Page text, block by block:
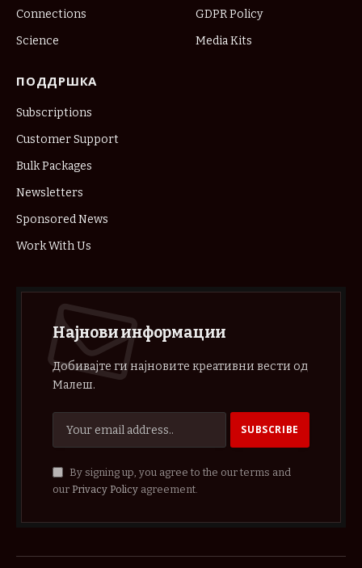
Connections
Science
GDPR Policy
Media Kits
ПОДДРШКА
Subscriptions
Customer Support
Bulk Packages
Newsletters
Sponsored News
Work With Us
Најнови информации
Добивајте ги најновите креативни вести од
Малеш.
By signing up, you agree to the our terms and
our Privacy Policyagreement.